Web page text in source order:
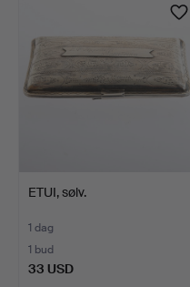
ETUI, sølv.
1 dag
1 bud
33 USD